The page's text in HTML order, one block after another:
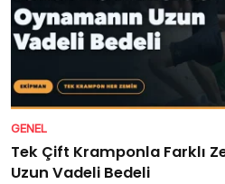
GENEL
Tek Çift Kramponla Farklı
Uzun Vadeli Bedeli